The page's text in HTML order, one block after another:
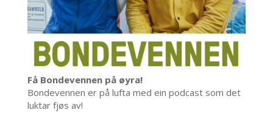
Få Bondevennen på øyra!
Bondevennen er på lufta med ein podcast som det
luktar fjøs av!